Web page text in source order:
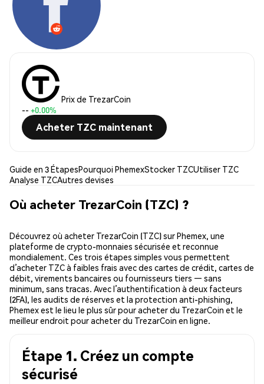
Prix de TrezarCoin
-- +0.00%
Acheter TZC maintenant
Guide en 3 ÉtapesPourquoi PhemexStocker TZCUtiliser TZC
Analyse TZCAutres devises
Où acheter TrezarCoin (TZC) ?
Découvrez où acheter TrezarCoin (TZC) sur Phemex, une
plateforme de crypto-monnaies sécurisée et reconnue
mondialement. Ces trois étapes simples vous permettent
d’acheter TZC à faibles frais avec des cartes de crédit, cartes de
débit, virements bancaires ou fournisseurs tiers — sans
minimum, sans tracas. Avec l’authentification à deux facteurs
(2FA), les audits de réserves et la protection anti-phishing,
Phemex est le lieu le plus sûr pour acheter du TrezarCoin et le
meilleur endroit pour acheter du TrezarCoin en ligne.
Étape 1. Créez un compte
sécurisé